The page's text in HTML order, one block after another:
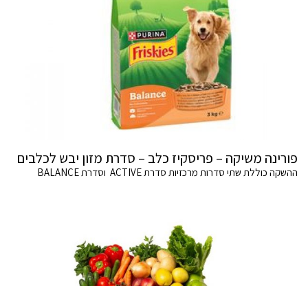
פורינה משיקה – פריסקיז כלב – סדרת מזון יבש לכלבים
ההשקה כוללת שתי סדרות מרכזיות סדרת ACTIVE וסדרת BALANCE